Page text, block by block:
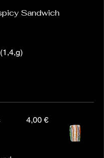
Sandwich
4,00 €